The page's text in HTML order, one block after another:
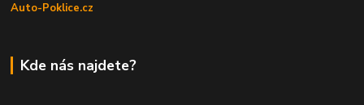
Auto-Poklice.cz
Kde nás najdete?